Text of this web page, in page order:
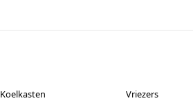
Koelkasten Vriezers